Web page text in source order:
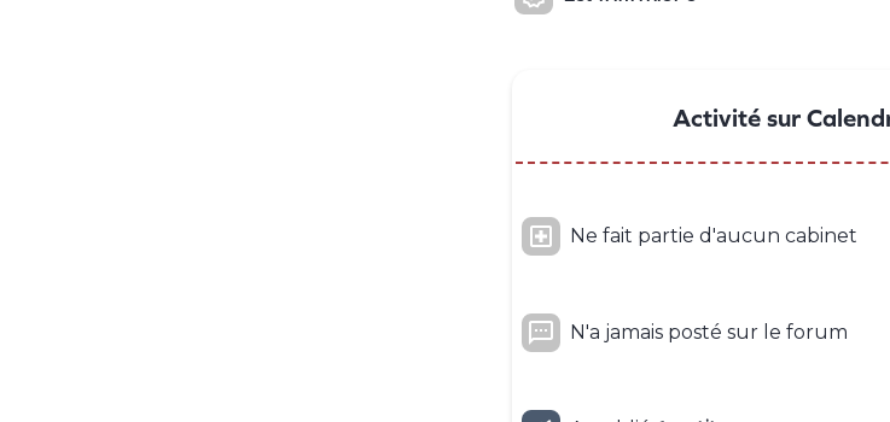
Activité sur
 Ne fait partie d'aucun cabinet
 N'a jamais posté sur le forum